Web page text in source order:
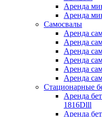
Аренда
Аренда
Самосвалы
Аренда
Аренда
Аренда
Аренда
Аренда
Аренда
Стационарные
Аренда
1816Dlll
Аренда